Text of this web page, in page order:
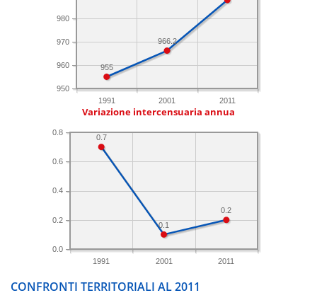
1991 2001 2011
950
960
970
980
966.2
955
Variazione intercensuaria annua
1991 2001 2011
0.0
0.2
0.4
0.6
0.8
0.2
0.1
0.7
CONFRONTI TERRITORIALI AL 2011